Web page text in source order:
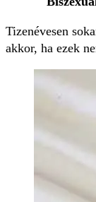
Tizenévesen
akkor, ha ezek